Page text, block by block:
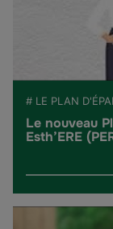
# LE PLAN
Le nouveau
Esth’ERE